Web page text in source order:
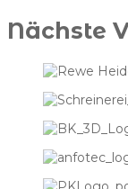
Nächste